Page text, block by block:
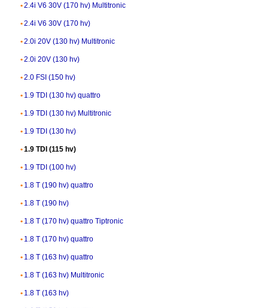
2.4i V6 30V (170 hv) Multitronic
2.4i V6 30V (170 hv)
2.0i 20V (130 hv) Multitronic
2.0i 20V (130 hv)
2.0 FSI (150 hv)
1.9 TDI (130 hv) quattro
1.9 TDI (130 hv) Multitronic
1.9 TDI (130 hv)
1.9 TDI (115 hv)
1.9 TDI (100 hv)
1.8 T (190 hv) quattro
1.8 T (190 hv)
1.8 T (170 hv) quattro Tiptronic
1.8 T (170 hv) quattro
1.8 T (163 hv) quattro
1.8 T (163 hv) Multitronic
1.8 T (163 hv)